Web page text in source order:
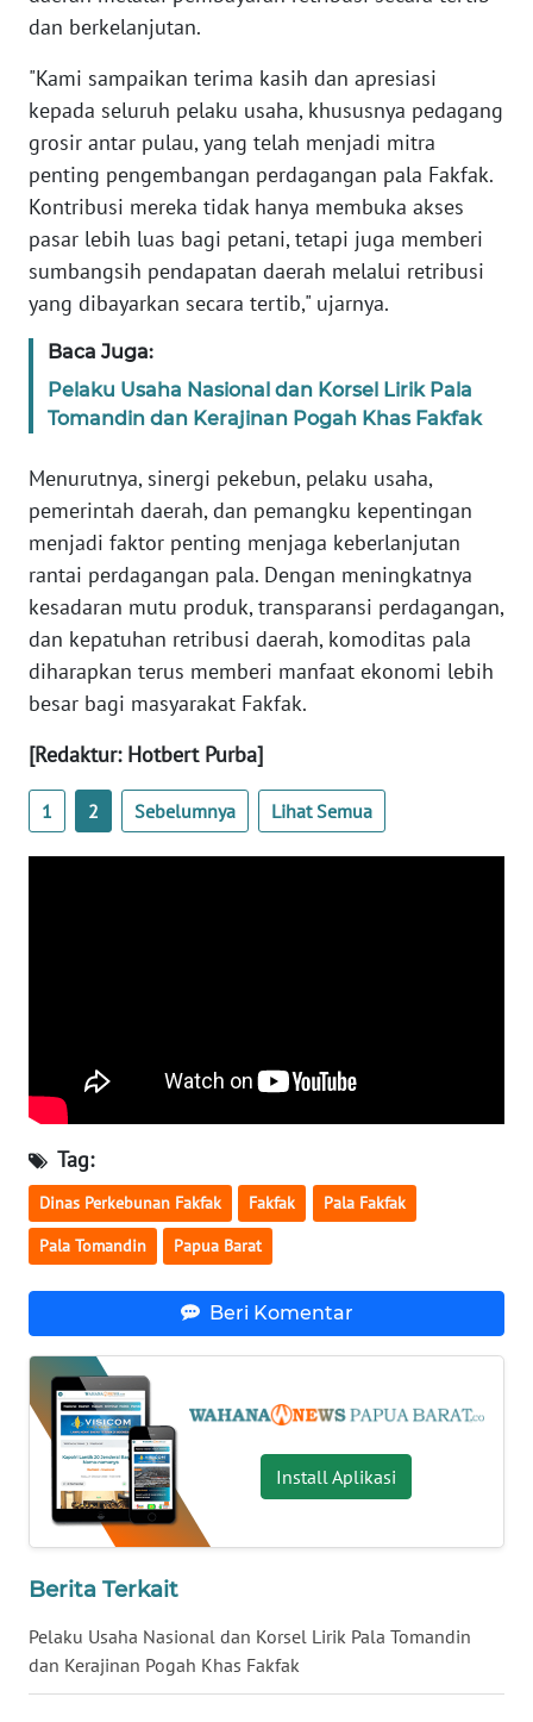
dan berkelanjutan.
"Kami sampaikan terima kasih dan apresiasi
kepada seluruh pelaku usaha, khususnya pedagang
grosir antar pulau, yang telah menjadi mitra
penting pengembangan perdagangan pala Fakfak.
Kontribusi mereka tidak hanya membuka akses
pasar lebih luas bagi petani, tetapi juga memberi
sumbangsih pendapatan daerah melalui retribusi
yang dibayarkan secara tertib," ujarnya.
Baca Juga:
Pelaku Usaha Nasional dan Korsel Lirik Pala
Tomandin dan Kerajinan Pogah Khas Fakfak
Menurutnya, sinergi pekebun, pelaku usaha,
pemerintah daerah, dan pemangku kepentingan
menjadi faktor penting menjaga keberlanjutan
rantai perdagangan pala. Dengan meningkatnya
kesadaran mutu produk, transparansi perdagangan,
dan kepatuhan retribusi daerah, komoditas pala
diharapkan terus memberi manfaat ekonomi lebih
besar bagi masyarakat Fakfak.
[Redaktur: Hotbert Purba]
1 2 Sebelumnya Lihat Semua
Tag:
Dinas Perkebunan Fakfak Fakfak Pala Fakfak
Pala Tomandin Papua Barat
Beri Komentar
Install Aplikasi
Berita Terkait
Pelaku Usaha Nasional dan Korsel Lirik Pala Tomandin
dan Kerajinan Pogah Khas Fakfak
BARAT
WN
RIAU
WN
SERAMBI
WN
JAMBI
WN
SULTRA
WN
SULTENG
WN
SULBAR
WN
WN
SUMBAR
LAMPUNG
WN
JATENG
WN
NUSANTARA
JOGJA
WN
JATIM
WN
BALI
WN
WN